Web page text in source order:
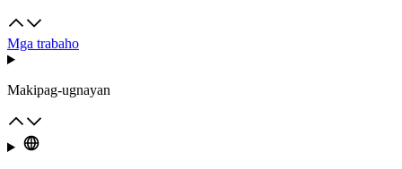
Mga trabaho
Makipag-ugnayan